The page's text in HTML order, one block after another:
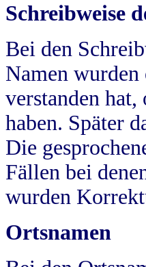
Schreibweise
Bei den
Namen
verstanden hat,
haben. Später
Die
Fällen bei
wurden
Ortsnamen